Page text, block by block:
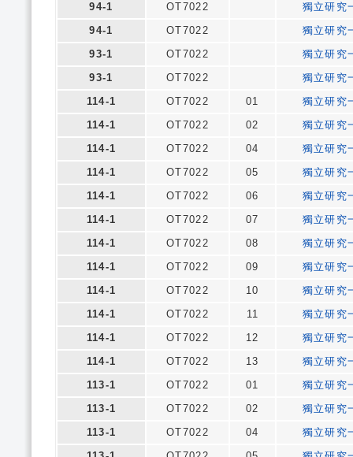
94-1
OT7022
獨立研究
94-1
OT7022
獨立研究
93-1
OT7022
獨立研究
93-1
OT7022
獨立研究
114-1
OT7022 01
獨立研究
114-1
OT7022 02
獨立研究
114-1
OT7022 04
獨立研究
114-1
OT7022 05
獨立研究
114-1
OT7022 06
獨立研究
114-1
OT7022 07
獨立研究
114-1
OT7022 08
獨立研究
114-1
OT7022 09
獨立研究
114-1
OT7022 10
獨立研究
114-1
OT7022 11
獨立研究
114-1
OT7022 12
獨立研究
114-1
OT7022 13
獨立研究
113-1
OT7022 01
獨立研究
113-1
OT7022 02
獨立研究
113-1
OT7022 04
獨立研究